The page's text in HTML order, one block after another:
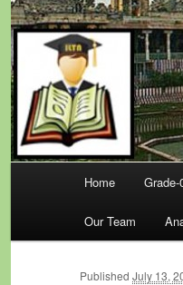
Home Grade-
Our Team
Published July 13,